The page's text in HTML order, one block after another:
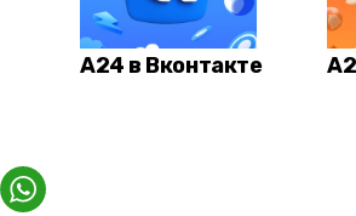
А24 в Вконтакте